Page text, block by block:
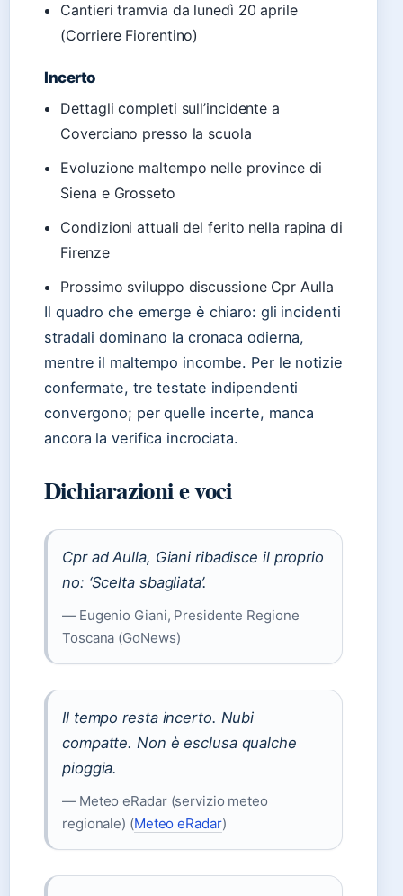
Cantieri tramvia da lunedì 20 aprile
(Corriere Fiorentino)
Incerto
Dettagli completi sull’incidente a
Coverciano presso la scuola
Evoluzione maltempo nelle province di
Siena e Grosseto
Condizioni attuali del ferito nella rapina di
Firenze
Prossimo sviluppo discussione Cpr Aulla
Il quadro che emerge è chiaro: gli incidenti
stradali dominano la cronaca odierna,
mentre il maltempo incombe. Per le notizie
confermate, tre testate indipendenti
convergono; per quelle incerte, manca
ancora la verifica incrociata.
Dichiarazioni e voci
Cpr ad Aulla, Giani ribadisce il proprio
no: ‘Scelta sbagliata’.
— Eugenio Giani, Presidente Regione
Toscana (GoNews)
Il tempo resta incerto. Nubi
compatte. Non è esclusa qualche
pioggia.
— Meteo eRadar (servizio meteo
regionale) (Meteo eRadar)